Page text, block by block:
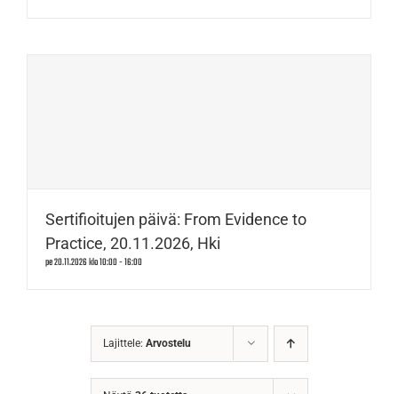
Sertifioitujen päivä: From Evidence to
Practice, 20.11.2026, Hki
pe 20.11.2026 klo 10:00-16:00
Lajittele: Arvostelu